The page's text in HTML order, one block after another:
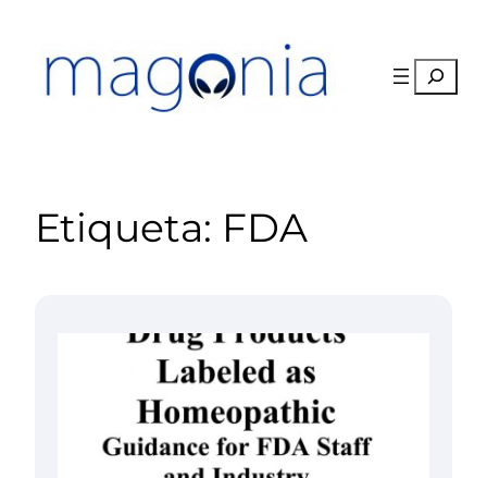
contenido
Buscar
Etiqueta: FDA